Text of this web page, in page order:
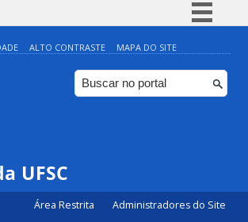
Simplifique!
Comunica BR
Participe
ALTO CONTRASTE MAPA DO SITE
UFSC
Área Restrita Administradores do Site